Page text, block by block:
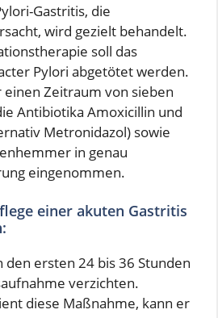
Gastritis, die
wird gezielt behandelt.
soll das
Pylori abgetötet werden.
Zeitraum von sieben
Antibiotika Amoxicillin und
Metronidazol) sowie
in genau
eingenommen.
einer akuten Gastritis
den ersten 24 bis 36 Stunden
verzichten.
diese Maßnahme, kann er